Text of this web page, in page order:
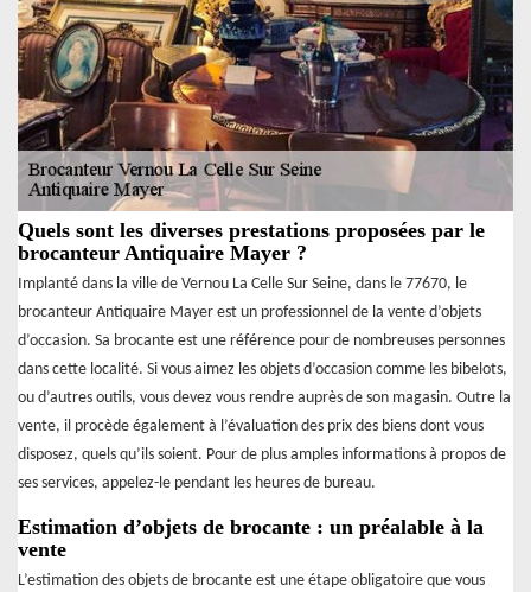
Quels sont les diverses prestations proposées par le
brocanteur Antiquaire Mayer ?
Implanté dans la ville de Vernou La Celle Sur Seine, dans le 77670, le
brocanteur Antiquaire Mayer est un professionnel de la vente d’objets
d’occasion. Sa brocante est une référence pour de nombreuses personnes
dans cette localité. Si vous aimez les objets d’occasion comme les bibelots,
ou d’autres outils, vous devez vous rendre auprès de son magasin. Outre la
vente, il procède également à l’évaluation des prix des biens dont vous
disposez, quels qu’ils soient. Pour de plus amples informations à propos de
ses services, appelez-le pendant les heures de bureau.
Estimation d’objets de brocante : un préalable à la
vente
L’estimation des objets de brocante est une étape obligatoire que vous